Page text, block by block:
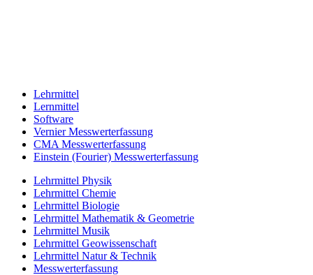
Lehrmittel
Lernmittel
Software
Vernier Messwerterfassung
CMA Messwerterfassung
Einstein (Fourier) Messwerterfassung
Lehrmittel Physik
Lehrmittel Chemie
Lehrmittel Biologie
Lehrmittel Mathematik & Geometrie
Lehrmittel Musik
Lehrmittel Geowissenschaft
Lehrmittel Natur & Technik
Messwerterfassung